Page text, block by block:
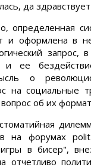
да
определенная
и оформлена в
запрос,
и ее
о
на социальные
об их
на форумах
в бисер",
отчетливо